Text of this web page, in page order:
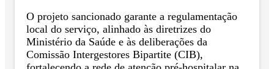
O projeto sancionado garante a regulamentação
local do serviço, alinhado às diretrizes do
Ministério da Saúde e às deliberações da
Comissão Intergestores Bipartite (CIB),